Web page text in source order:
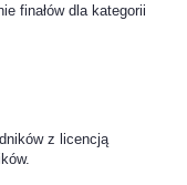
finałów dla kategorii
z licencją